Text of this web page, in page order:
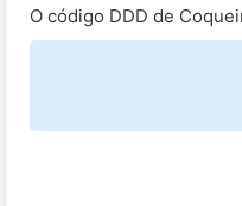
O código DDD de